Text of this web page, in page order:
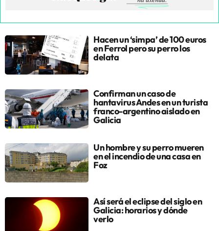
Hacen un ‘simpa’ de 100 euros
en Ferrol pero su perro los
delata
Confirman un caso de
hantavirus Andes en un turista
franco-argentino aislado en
Galicia
Un hombre y su perro mueren
en el incendio de una casa en
Foz
Así será el eclipse del siglo en
Galicia: horarios y dónde
verlo